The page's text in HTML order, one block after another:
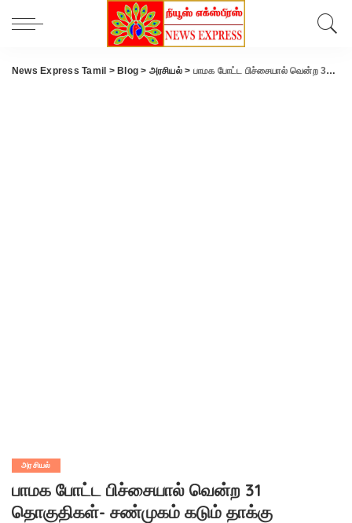
News Express Tamil > Blog > அரசியல்> பாமக போட்ட பிச்சையால் வென்ற 31 தொகுதிகள்- சண்முகம் கடும் தாக்கு
அரசியல்
பாமக போட்ட பிச்சையால் வென்ற 31
தொகுதிகள்- சண்முகம் கடும் தாக்கு